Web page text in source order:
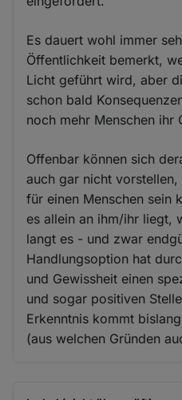
Es dauert wohl immer
Öffentlichkeit bemerkt,
Licht geführt wird, aber
schon bald
noch mehr Menschen ihr
Offenbar können sich
auch gar nicht
für einen Menschen sein
es allein an ihm/ihr liegt,
langt es - und zwar
Handlungsoption hat
und Gewissheit einen
und sogar positiven
Erkenntnis kommt
(aus welchen Gründen